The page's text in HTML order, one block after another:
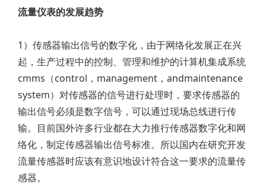
流量仪表的发展趋势
1）传感器输出信号的数字化，由于网络化发展正在兴
起，生产过程中的控制、管理和维护的计算机集成系统
cmms（control，management，andmaintenance
system）对传感器的信号进行处理时，要求传感器的
输出信号必须是数字信号，可以通过现场总线进行传
输。目前国外许多行业都在大力推行传感器数字化和网
络化，制定传感器输出信号标准。所以国内在研究开发
流量传感器时应该有意识地设计符合这一要求的流量传
感器。